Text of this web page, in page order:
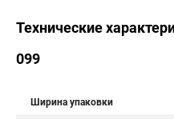
Технические
099
Ширина упаковки